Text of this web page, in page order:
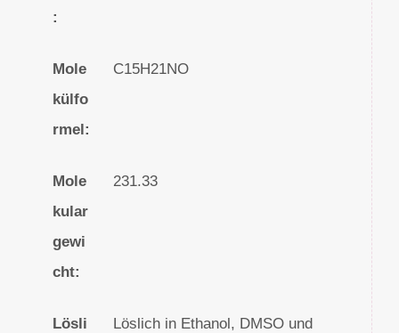
:
Mole
külfo
rmel:
C15H21NO
Mole
kular
gewi
cht:
231.33
Lösli
Löslich in Ethanol, DMSO und